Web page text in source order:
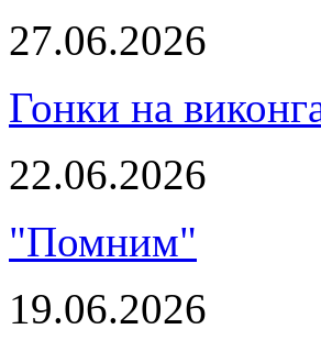
27.06.2026
Гонки на
22.06.2026
"Помним"
19.06.2026